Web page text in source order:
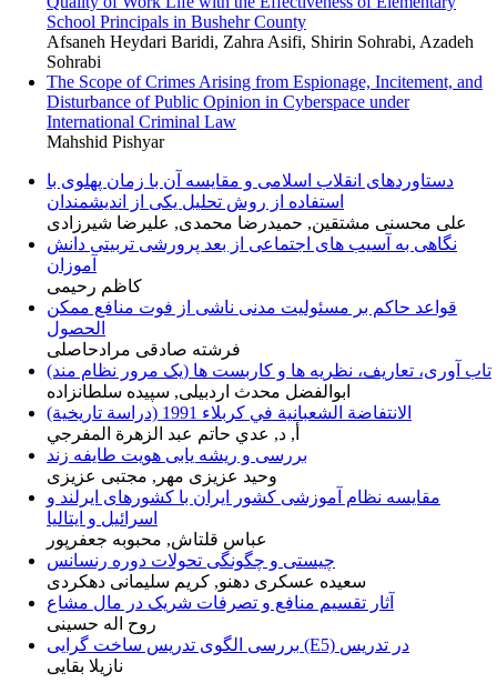
School Principals in Bushehr County
Afsaneh Heydari Baridi, Zahra Asifi, Shirin Sohrabi, Azadeh
Sohrabi
The Scope of Crimes Arising from Espionage, Incitement, and
Disturbance of Public Opinion in Cyberspace under
International Criminal Law
Mahshid Pishyar
دستاوردهای انقلاب اسلامی و مقایسه آن با زمان پهلوی با
استفاده از روش تحلیل یکی از اندیشمندان
علی محسنی مشتقین, حمیدرضا محمدی, علیرضا شیرزادی
نگاهی به آسیب ‫های اجتماعی از بعد پرورشی تربیتی دانش
کاظم رحیمی
قواعد حاکم بر مسئولیت مدنی ناشی از فوت منافع ممکن
الحصول
فرشته صادقی مرادحاصلی
تاب آوری، تعاریف، نظریه ها و کاربست ها (یک مرور نظام مند)
ابوالفضل محدث اردبیلی, سپیده سلطانزاده
الانتفاضة الشعبانية في كربلاء 1991 (دراسة تاريخية)
أ, د, عدي حاتم عبد الزهرة المفرجي
بررسی و ریشه یابی هویت طایفه زند
وحید عزیزی مهر, مجتبی عزیزی
مقایسه نظام آموزشی کشور ایران با کشورهای ایرلند و
اسرائیل و ایتالیا
عباس قلتاش, محبوبه جعفرپور
چیستی و چگونگی تحولات دوره رنسانس
سعیده عسکری دهنو, کریم سلیمانی دهکردی
آثار تقسیم منافع و تصرفات شریک در مال مشاع
روح اله حسینی
بررسی الگوی تدریس ساخت گرایی (E5) در تدریس
نازیلا بقایی